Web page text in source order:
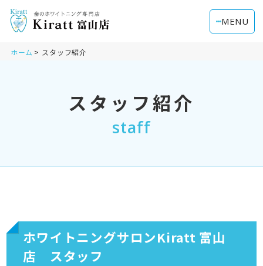
MENU
ホーム スタッフ紹介
スタッフ紹介
staff
ホワイトニングサロンKiratt 富山
店 スタッフ